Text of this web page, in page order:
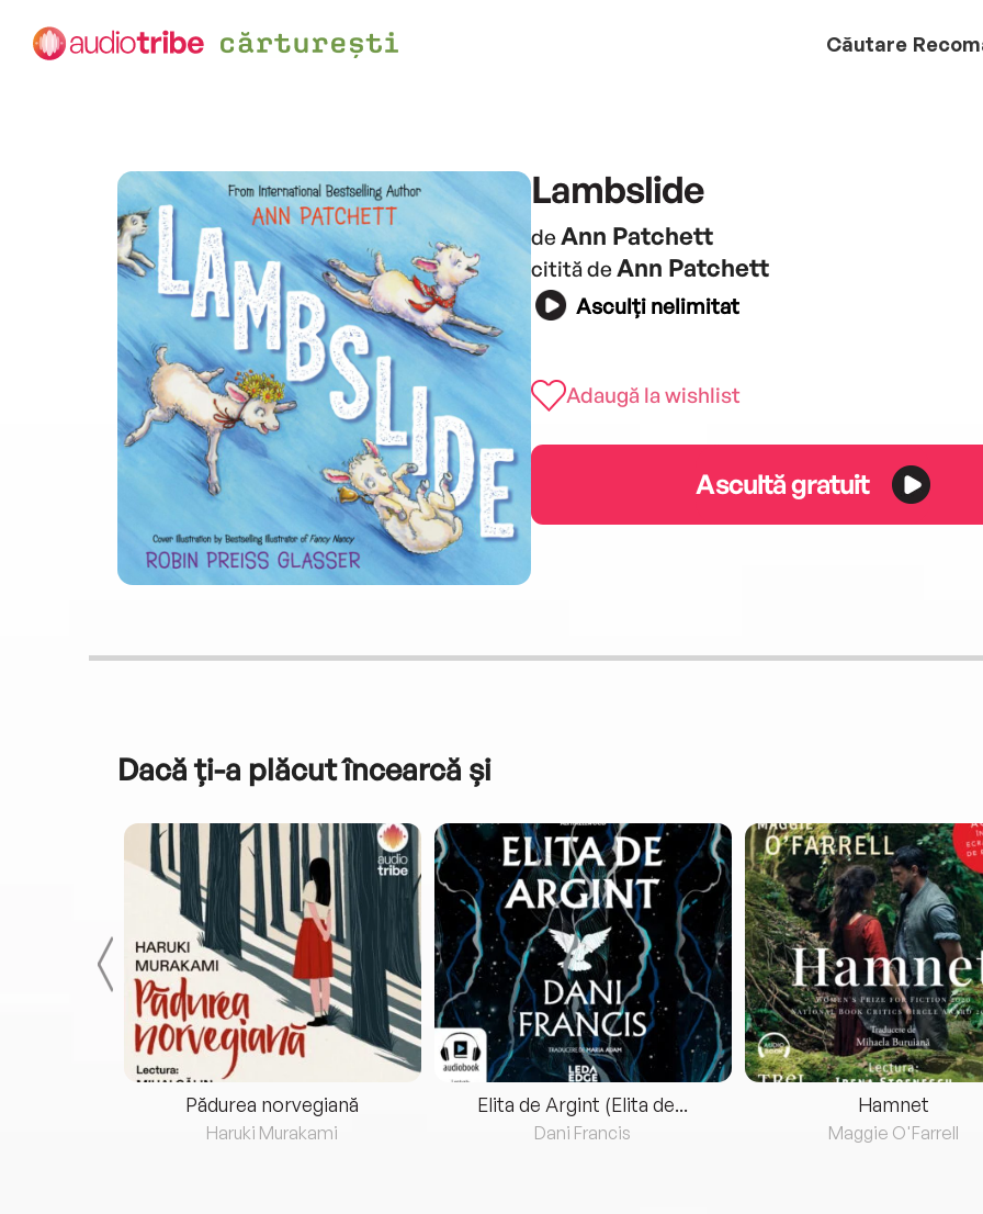
Căutare
Lambslide
de Ann Patchett
citită de Ann Patchett
Asculți nelimitat
Adaugă la wishlist
Ascultă gratuit
Dacă ți-a plăcut încearcă și
Pădurea norvegiană
Haruki Murakami
Elita de Argint (Elita de...
Dani Francis
Hamnet
Maggie O'Farrell